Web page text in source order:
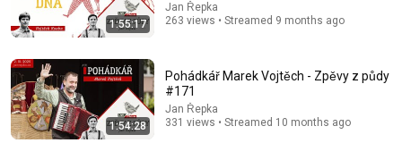
1:55:17
Jan Řepka
263 views • Streamed 9 months ago
1:54:28
Pohádkář Marek Vojtěch - Zpěvy z půdy
#171
Jan Řepka
331 views • Streamed 10 months ago